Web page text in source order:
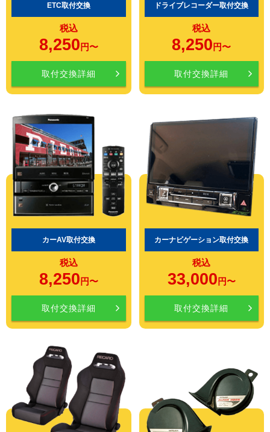
ETC取付交換
税込
8,250 円〜
取付交換詳細
ドライブレコーダー取付交換
税込
8,250 円〜
取付交換詳細
カーAV取付交換
税込
8,250 円〜
取付交換詳細
カーナビゲーション取付交換
税込
33,000 円〜
取付交換詳細